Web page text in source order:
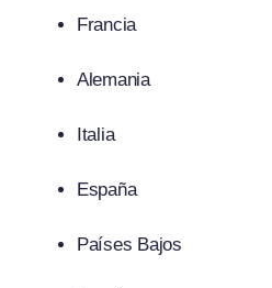
Francia
Alemania
Italia
España
Países Bajos